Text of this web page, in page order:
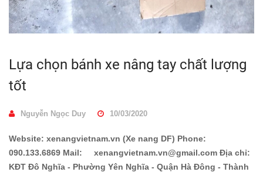
Lựa chọn bánh xe nâng tay chất lượng
tốt
Nguyễn Ngọc Duy 10/03/2020
Website: xenangvietnam.vn (Xe nang DF) Phone:
090.133.6869 Mail: xenangvietnam.vn@gmail.com Địa chỉ:
KĐT Đô Nghĩa - Phường Yên Nghĩa - Quận Hà Đông - Thành